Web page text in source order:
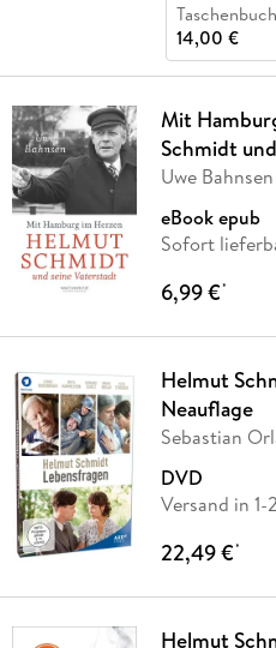
Taschenbuch
14,00 €
Mit
Schmidt
Uwe Bahnsen
eBook epub
Sofort
6,99 €*
Helmut
Neauflage
Sebastian
DVD
Versand in 1-
22,49 €*
Helmut